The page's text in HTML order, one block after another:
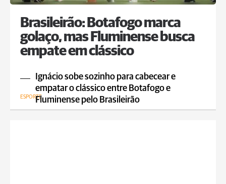
Brasileirão: Botafogo marca
golaço, mas Fluminense busca
empate em clássico
Ignácio sobe sozinho para cabecear e
empatar o clássico entre Botafogo e
Fluminense pelo Brasileirão
ESPORTE